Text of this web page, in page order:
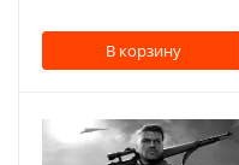
В корзину